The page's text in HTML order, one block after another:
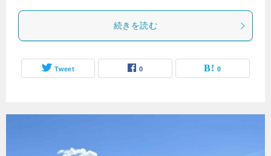
続きを読む
Tweet 0 0